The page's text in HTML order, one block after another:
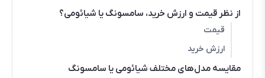
از نظر قیمت و ارزش خرید، سامسونگ یا شیائومی؟
قیمت
ارزش خرید
مقایسه مدل‌های مختلف شیائومی یا سامسونگ